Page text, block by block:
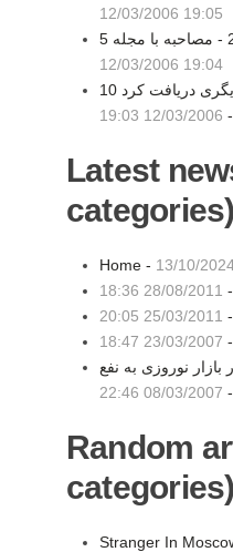
12/03/2006 19:05
12/03/2006 19:04
10 دسامبر 2002 - مایکل جایزه دیگری دریافت کرد
-
12/03/2006 19:03
Latest
Home - 13/10/
28/08/2011 18:36
25/03/2011 20:05
23/03/2007 18:47
23 اسفند 85 در بازار نوروزی به نفع
08/03/2007 22:46
Random
Stranger In